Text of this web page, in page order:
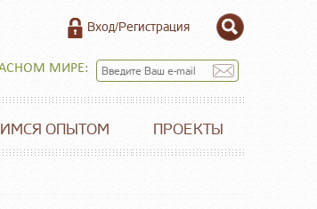
Вход/Регистрация
МИРЕ:
ОПЫТОМ ПРОЕКТЫ